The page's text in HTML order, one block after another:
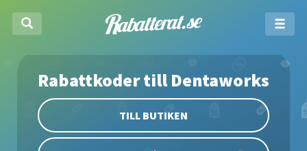
Rabattkoder till Dentaworks
TILL BUTIKEN